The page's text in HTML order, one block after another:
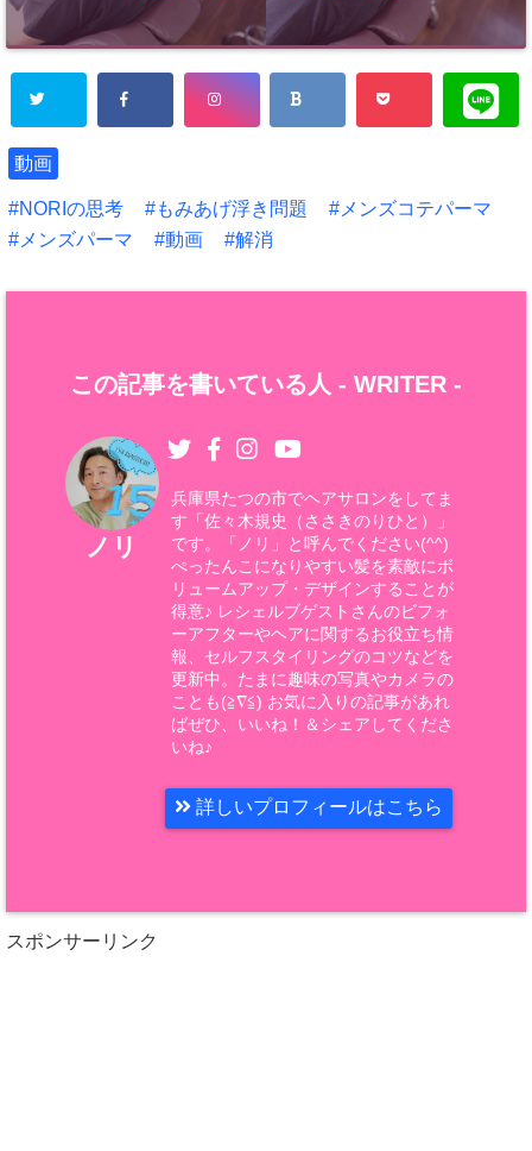
動画
NORIの思考 もみあげ浮き問題
メンズコテパーマ
メンズパーマ
動画 解消
この記事を書いている人 - WRITER -
ノリ
兵庫県たつの市でヘアサロンをしてま
す「佐々木規史（ささきのりひと）」
です。「ノリ」と呼んでください(^^)
ぺったんこになりやすい髪を素敵にボ
リュームアップ・デザインすることが
得意♪ レシェルブゲストさんのビフォ
ーアフターやヘアに関するお役立ち情
報、セルフスタイリングのコツなどを
更新中。たまに趣味の写真やカメラの
ことも(≧∇≦) お気に入りの記事があれ
ばぜひ、いいね！＆シェアしてくださ
いね♪
詳しいプロフィールはこちら
スポンサーリンク